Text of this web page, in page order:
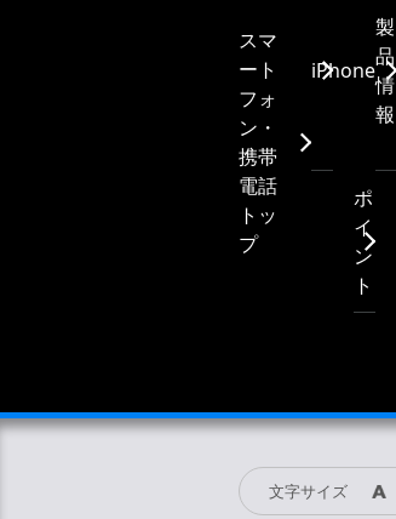
スマ
ート
フォ
ン・
携帯
電話
トッ
プ
iPhone
製
品
情
報
ポ
イ
ン
ト
文字サイズ